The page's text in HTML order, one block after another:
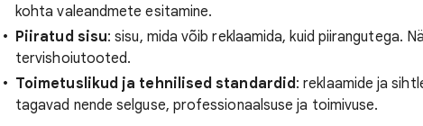
kohta valeandmete esitamine.
Piiratud sisu: sisu, mida võib reklaamida, kuid piirangutega.
tervishoiutooted.
Toimetuslikud ja tehnilised standardid: reklaamide ja
tagavad nende selguse, professionaalsuse ja toimivuse.